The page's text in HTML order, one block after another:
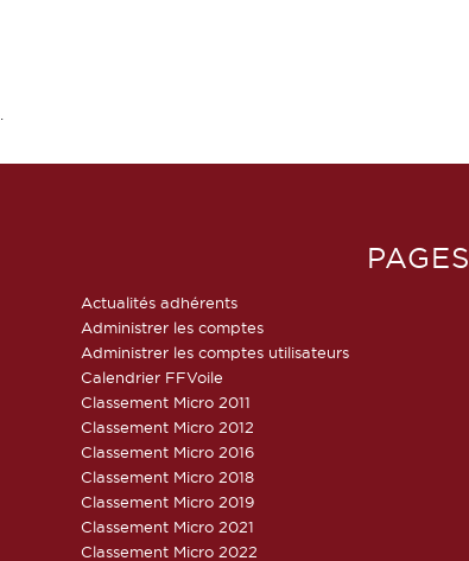
PAGES
Actualités adhérents
Administrer les comptes
Administrer les comptes utilisateurs
Calendrier FFVoile
Classement Micro 2011
Classement Micro 2012
Classement Micro 2016
Classement Micro 2018
Classement Micro 2019
Classement Micro 2021
Classement Micro 2022